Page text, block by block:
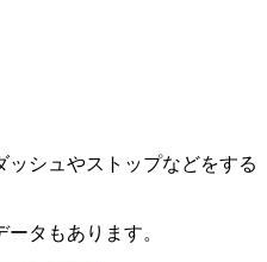
ッシュやストップなどをする
タもあります。